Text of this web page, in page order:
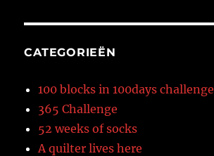
CATEGORIEËN
100 blocks in 100days challenge
365 Challenge
52 weeks of socks
A quilter lives here